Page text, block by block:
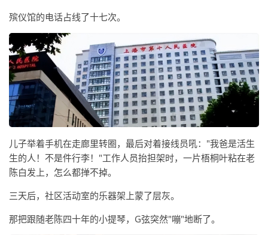
殡仪馆的电话占线了十七次。
儿子举着手机在走廊里转圈，最后对着接线员吼："我爸是活生
生的人！不是件行李！"工作人员抬担架时，一片梧桐叶粘在老
陈白发上，怎么都掸不掉。
三天后，社区活动室的乐器架上蒙了层灰。
那把跟随老陈四十年的小提琴，G弦突然"嘣"地断了。